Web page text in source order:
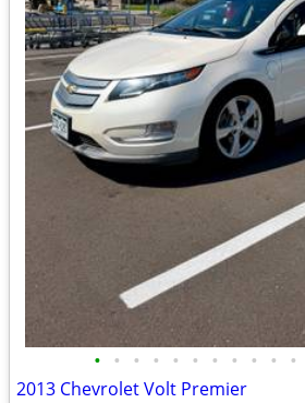
• • • • • • • • • • •
2013 Chevrolet Volt Premier